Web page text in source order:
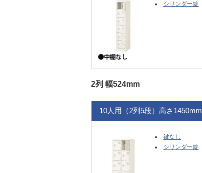
シリンダー錠
2列 幅524mm
10人用（2列5段）高さ1450mm
鍵なし
シリンダー錠